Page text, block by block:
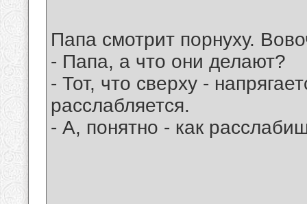
Папа смотрит порнуху.
- Папа, а что они делают?
- Тот, что сверху -
расслабляется.
- А, понятно - как